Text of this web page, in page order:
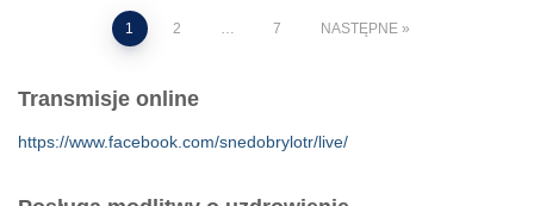
Stronicowanie
wpisów
1 2 … 7 NASTĘPNE
Transmisje online
https://www.facebook.com/snedobrylotr/live/